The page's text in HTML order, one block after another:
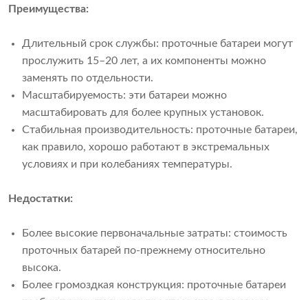
Преимущества:
Длительный срок службы: проточные батареи могут
прослужить 15–20 лет, а их компоненты можно
заменять по отдельности.
Масштабируемость: эти батареи можно
масштабировать для более крупных установок.
Стабильная производительность: проточные батареи,
как правило, хорошо работают в экстремальных
условиях и при колебаниях температуры.
Недостатки:
Более высокие первоначальные затраты: стоимость
проточных батарей по-прежнему относительно
высока.
Более громоздкая конструкция: проточные батареи